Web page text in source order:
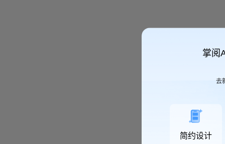
掌阅
去
简约设计